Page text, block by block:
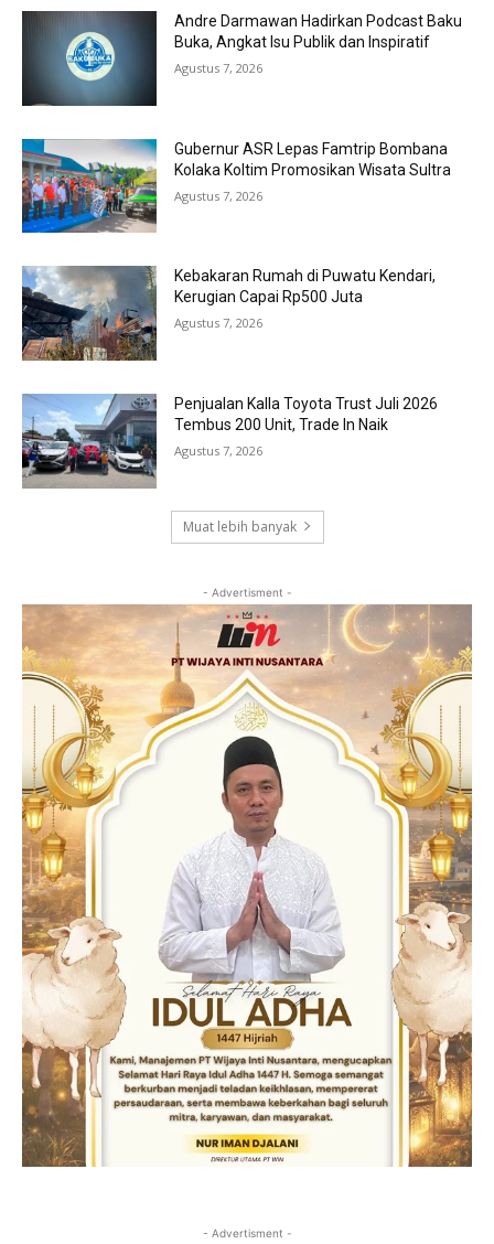
Andre Darmawan Hadirkan Podcast Baku
Buka, Angkat Isu Publik dan Inspiratif
Agustus 7, 2026
Gubernur ASR Lepas Famtrip Bombana
Kolaka Koltim Promosikan Wisata Sultra
Agustus 7, 2026
Kebakaran Rumah di Puwatu Kendari,
Kerugian Capai Rp500 Juta
Agustus 7, 2026
Penjualan Kalla Toyota Trust Juli 2026
Tembus 200 Unit, Trade In Naik
Agustus 7, 2026
Muat lebih banyak
- Advertisment -
- Advertisment -